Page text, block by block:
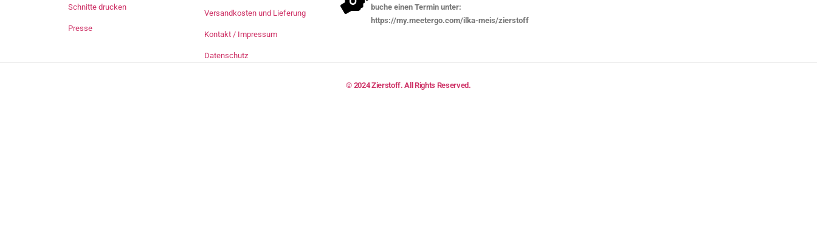
Schnitte drucken
Presse
Versandkosten und Lieferung
Kontakt / Impressum
Datenschutz
buche einen Termin unter:
https://my.meetergo.com/ilka-meis/zierstoff
© 2024 Zierstoff. All Rights Reserved.